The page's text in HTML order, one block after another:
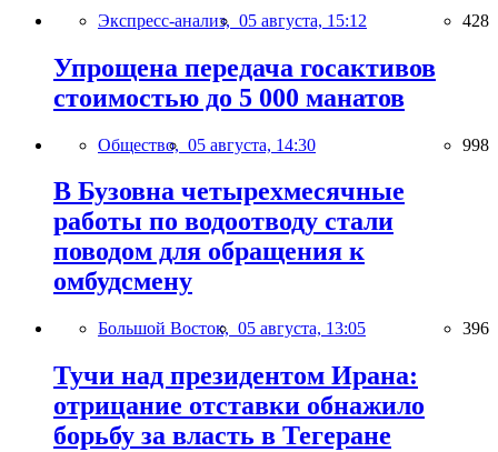
Экспресс-анализ, 05 августа, 15:12 428
Упрощена передача госактивов
стоимостью до 5 000 манатов
Общество, 05 августа, 14:30 998
В Бузовна четырехмесячные
работы по водоотводу стали
поводом для обращения к
омбудсмену
Большой Восток, 05 августа, 13:05 396
Тучи над президентом Ирана:
отрицание отставки обнажило
борьбу за власть в Тегеране